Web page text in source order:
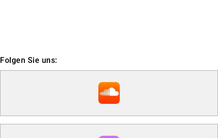
Folgen Sie uns: